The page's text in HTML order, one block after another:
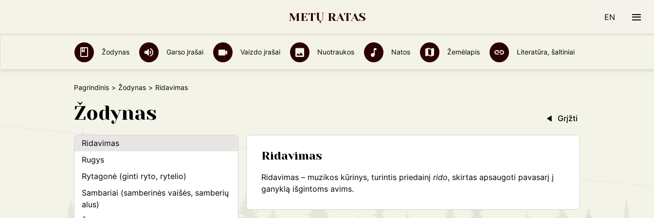
METŲ RATAS
Žodynas Garso įrašai Vaizdo įrašai Nuotraukos Natos Žemėlapis Literatūra, šaltiniai
EN
Pagrindinis Žodynas Ridavimas
Žodynas Grįžti
Ragas
Raliavimas (apraliavimas)
Ratas
Rauda
Raudojimas (apraudojimas)
Ridavimas
Rugys
Rytagonė (ginti ryto, rytelio)
Sambariai (samberinės vaišės, samberių
alus)
Ridavimas
Ridavimas – muzikos kūrinys, turintis priedainį rido, skirtas apsaugoti pavasarį į
ganyklą išgintoms avims.